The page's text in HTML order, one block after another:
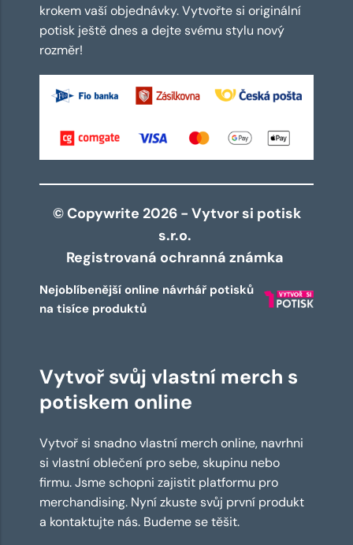
krokem vaší objednávky. Vytvořte si originální
potisk ještě dnes a dejte svému stylu nový
rozměr!
© Copywrite 2026 - Vytvor si potisk
s.r.o.
Registrovaná ochranná známka
Nejoblíbenější online návrhář potisků
na tisíce produktů
Vytvoř svůj vlastní merch s
potiskem online
Vytvoř si snadno vlastní merch online, navrhni
si vlastní oblečení pro sebe, skupinu nebo
firmu. Jsme schopni zajistit platformu pro
merchandising. Nyní zkuste svůj první produkt
a kontaktujte nás. Budeme se těšit.